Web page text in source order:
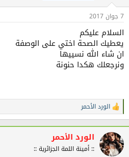
7 جوان 2017
السلام عليكم
يعطيك الصحة اختي على الوصفة
ان شاء الله نسييها
ونرجعلك هكدا حنونة
ا
ل
ت
ف
ا
ع
الورد الأحمر
الورد الأحمر
:: أمينة اللمة الجزائرية ::